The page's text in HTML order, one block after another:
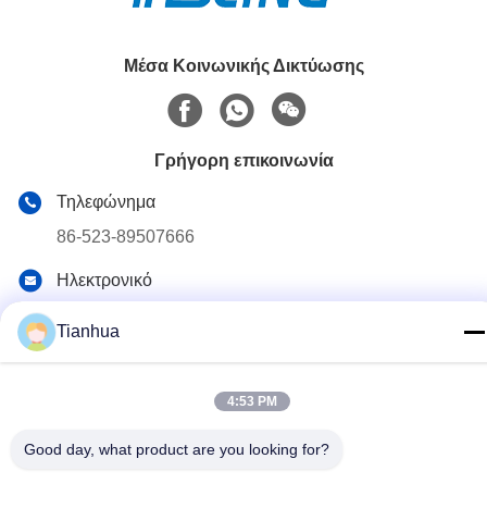
Μέσα Κοινωνικής Δικτύωσης
Γρήγορη επικοινωνία
Τηλεφώνημα
86-523-89507666
Ηλεκτρονικό
Περιοχή Gaogang, Πόλη Taizhou, Επαρχία Jiangsu, Κίνα
Tianhua
4:53 PM
Good day, what product are you looking for?